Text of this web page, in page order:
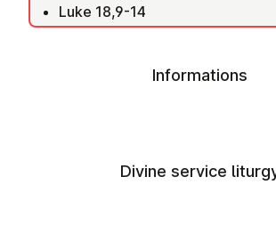
Luke 18,9-14
Informations
Divine service